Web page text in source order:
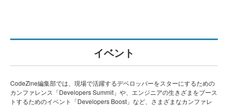
イベント
CodeZine編集部では、現場で活躍するデベロッパーをスターにするための
カンファレンス「Developers Summit」や、エンジニアの生きざまをブース
トするためのイベント「Developers Boost」など、さまざまなカンファレ